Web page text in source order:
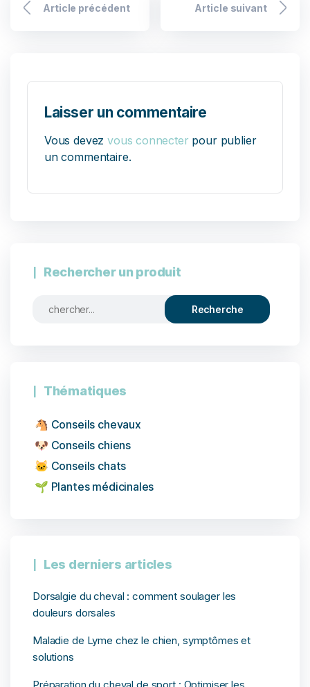
Article précédent Article suivant
Laisser un commentaire
Vous devezvous connecter pour publier
un commentaire.
Rechercher un produit
Thématiques
🐴 Conseils chevaux
🐶 Conseils chiens
🐱 Conseils chats
🌱 Plantes médicinales
Les derniers articles
Dorsalgie du cheval : comment soulager les
douleurs dorsales
Maladie de Lyme chez le chien, symptômes et
solutions